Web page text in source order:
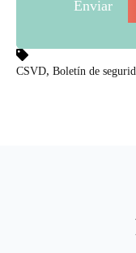
CSVD, Boletín de